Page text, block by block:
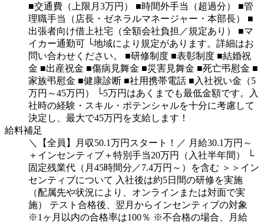
■交通費（上限月3万円）
■時間外手当（超過分）
■管
理職手当（店長・ゼネラルマネージャー・本部長）
■
出張者向け借上社宅（全額会社負担／規定あり）
■マ
イカー通勤可 └地域により規定があります。詳細はお
問い合わせください。
■研修制度 ■表彰制度 ■結婚祝
金 ■出産祝金 ■傷病見舞金 ■災害見舞金 ■死亡弔慰金 ■
家族弔慰金 ■健康診断 ■社用携帯電話 ■入社祝い金（5
万円～45万円）
└5万円はあくまでも最低金額です。入
社時の経験・スキル・ポテンシャルを十分に考慮して
決定し、最大で45万円を支給します！
給料補足
＼【全員】月収50.1万円スタート！／ 月給30.1万円～
＋インセンティブ＋特別手当20万円（入社半年間）
└
固定残業代（月45時間分／7.4万円～）を含む ＞＞イン
センティブについて 入社後は約5日間の研修を実施
（配属先や状況により、オンラインまたは対面で実
施）
テスト合格後、翌月からインセンティブの対象
※1ヶ月以内の合格率は100％ ※不合格の場合、月給